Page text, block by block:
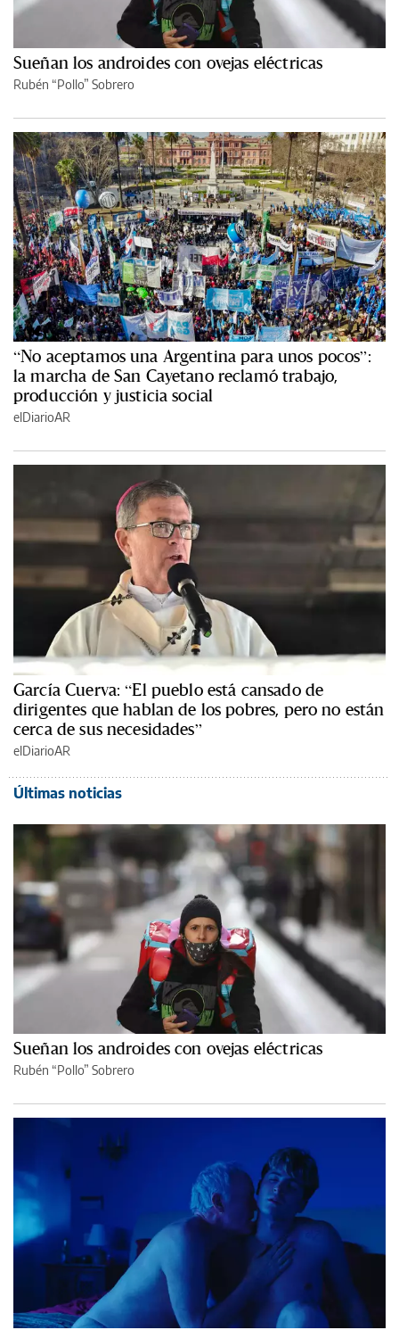
Sueñan los androides con ovejas eléctricas
Rubén “Pollo” Sobrero
“No aceptamos una Argentina para unos pocos”:
la marcha de San Cayetano reclamó trabajo,
producción y justicia social
elDiarioAR
García Cuerva: “El pueblo está cansado de
dirigentes que hablan de los pobres, pero no están
cerca de sus necesidades”
elDiarioAR
Últimas noticias
Sueñan los androides con ovejas eléctricas
Rubén “Pollo” Sobrero